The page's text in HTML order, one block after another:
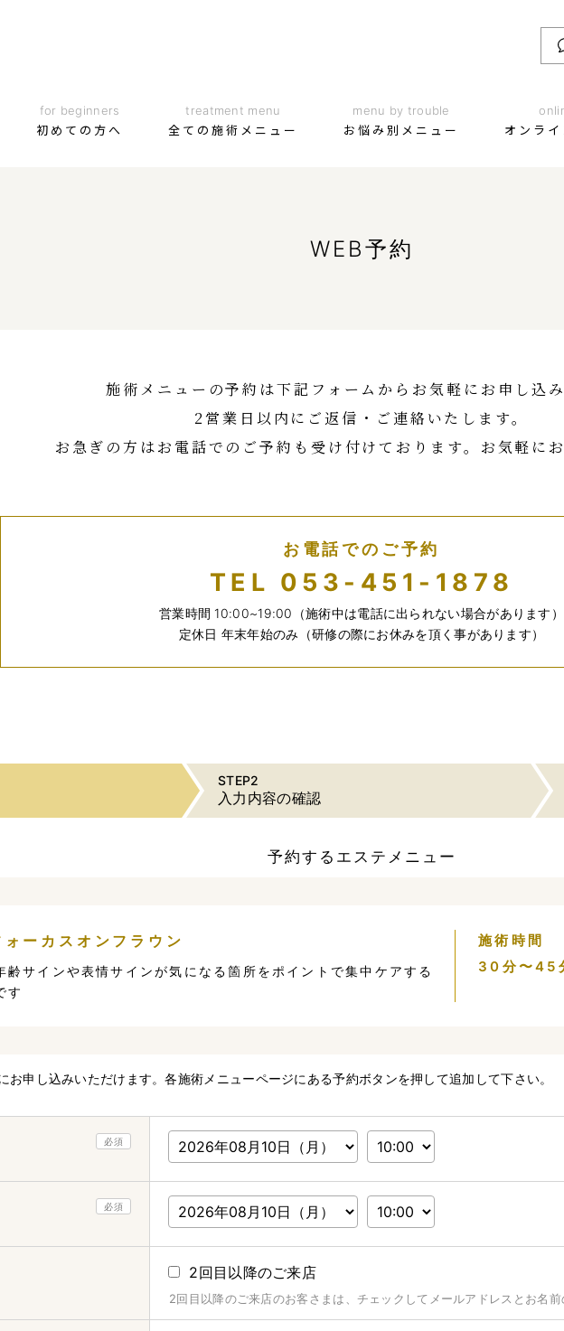
for beginners
初めての方へ
treatment menu
全ての施術メニュー
menu by trouble
お悩み別メニュー オンラ
WEB予約
施術メニューの予約は下記フォームからお気軽にお申し込
2営業日以内にご返信・ご連絡いたします。
お急ぎの方はお電話でのご予約も受け付けております。お気軽にお
お電話でのご予約
TEL 053-451-1878
営業時間 10:00~19:00（施術中は電話に出られない場合があります）
定休日 年末年始のみ（研修の際にお休みを頂く事があります）
STEP2
入力内容の確認
予約するエステメニュー
ーカスオンフラウン
齢サインや表情サインが気になる箇所をポイントで集中ケアする
す
施術時間
30分〜45
お申し込みいただけます。各施術メニューページにある予約ボタンを押して追加して下さい。
必須
必須
2回目以降のご来店
2回目以降のご来店のお客さまは、チェックしてメールアドレスとお名前